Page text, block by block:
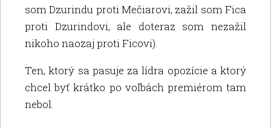
som Dzurindu proti Mečiarovi, zažil som Fica
proti Dzurindovi, ale doteraz som nezažil
nikoho naozaj proti Ficovi).
Ten, ktorý sa pasuje za lídra opozície a ktorý
chcel byť krátko po voľbách premiérom tam
nebol.